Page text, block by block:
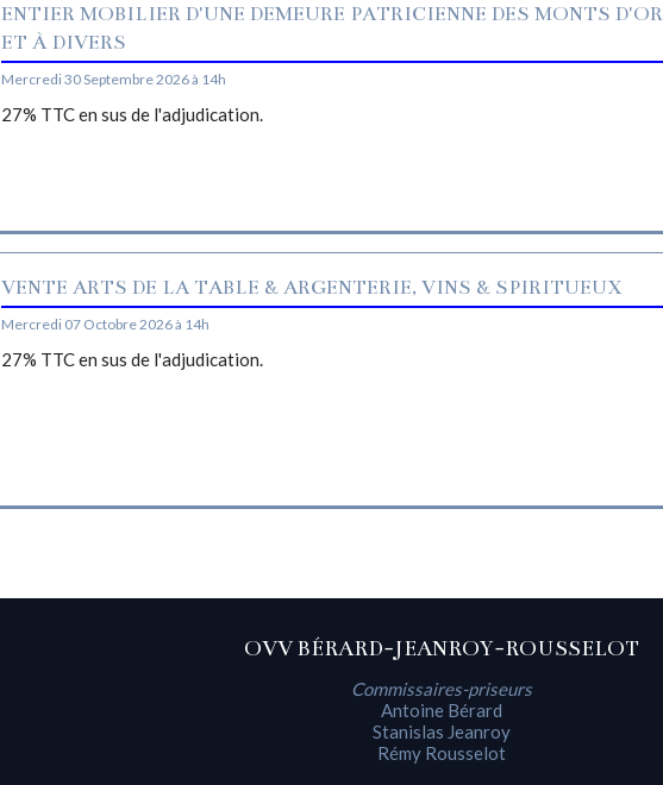
ENTIER MOBILIER D'UNE DEMEURE PATRICIENNE DES MONTS D'OR
ET À DIVERS
Mercredi 30 Septembre 2026 à 14h
27% TTC en sus de l'adjudication.
VENTE ARTS DE LA TABLE & ARGENTERIE, VINS & SPIRITUEUX
Mercredi 07 Octobre 2026 à 14h
27% TTC en sus de l'adjudication.
OVV BÉRARD-JEANROY-ROUSSELOT
Commissaires-priseurs
Antoine Bérard
Stanislas Jeanroy
Rémy Rousselot